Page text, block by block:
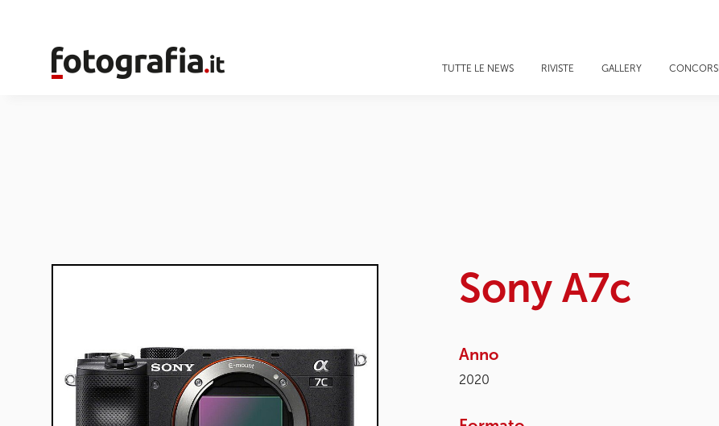
TUTTE LE NEWS RIVISTE GALLERY CONCORSI
Sony A7c
Anno
2020